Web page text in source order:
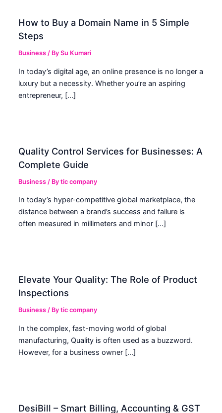
How to Buy a Domain Name in 5 Simple
Steps
Business / BySu Kumari
In today’s digital age, an online presence is no longer a
luxury but a necessity. Whether you’re an aspiring
entrepreneur, […]
Quality Control Services for Businesses: A
Complete Guide
Business / Bytic company
In today’s hyper-competitive global marketplace, the
distance between a brand’s success and failure is
often measured in millimeters and minor […]
Elevate Your Quality: The Role of Product
Inspections
Business / Bytic company
In the complex, fast-moving world of global
manufacturing, Quality is often used as a buzzword.
However, for a business owner […]
DesiBill – Smart Billing, Accounting & GST